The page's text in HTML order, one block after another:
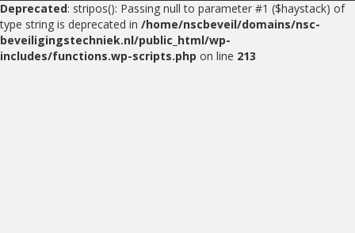
Deprecated: stripos(): Passing null to parameter #1 ($haystack) of
type string is deprecated in /home/nscbeveil/domains/nsc-
beveiligingstechniek.nl/public_html/wp-
includes/functions.wp-scripts.php on line 213